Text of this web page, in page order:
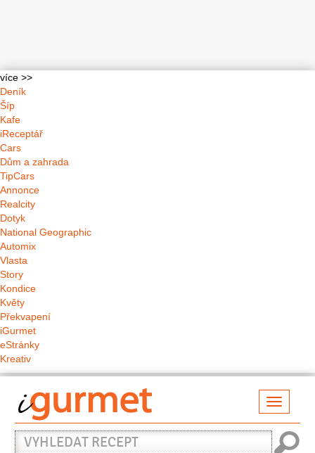
více >>
Deník
Šíp
Kafe
iReceptář
Cars
Dům a zahrada
TipCars
Annonce
Realcity
Dotyk
National Geographic
Automix
Vlasta
Story
Kondice
Květy
Překvapení
iGurmet
eStránky
Kreativ
Vyhledat
recept